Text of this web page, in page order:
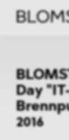
Day
2016